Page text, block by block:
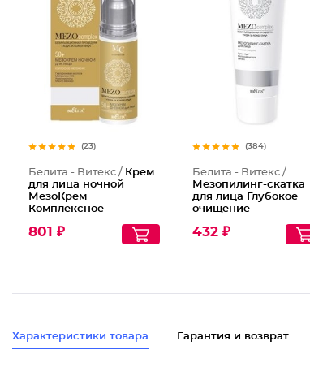
(23)
Белита - Витекс / Крем
для лица ночной
МезоКрем
Комплексное
801 ₽
(384)
Белита - Витекс /
Мезопилинг-скатка
для лица Глубокое
очищение
432 ₽
Характеристики товара Гарантия и возврат